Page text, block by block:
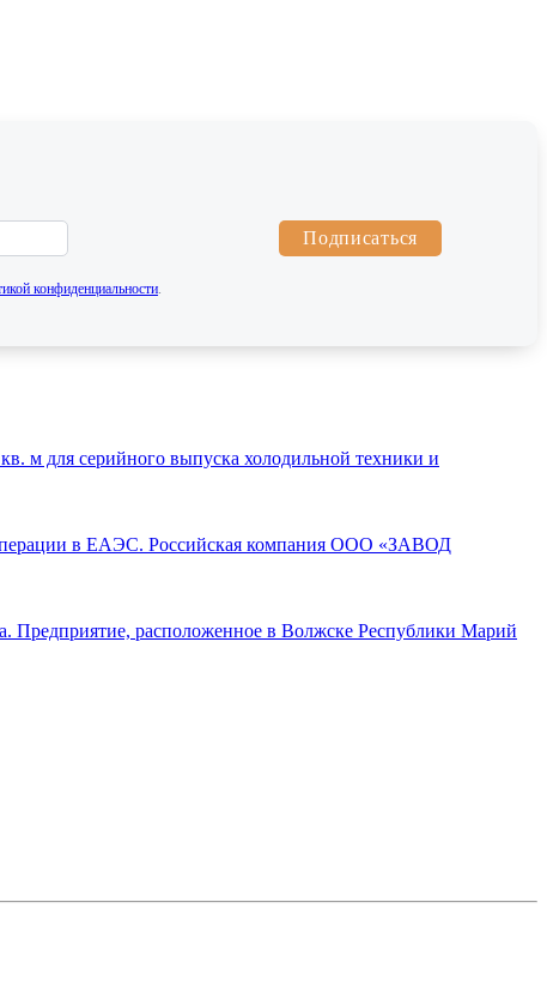
Подписаться
конфиденциальности.
м для серийного выпуска холодильной техники и
в ЕАЭС. Российская компания ООО «ЗАВОД
Предприятие, расположенное в Волжске Республики Марий